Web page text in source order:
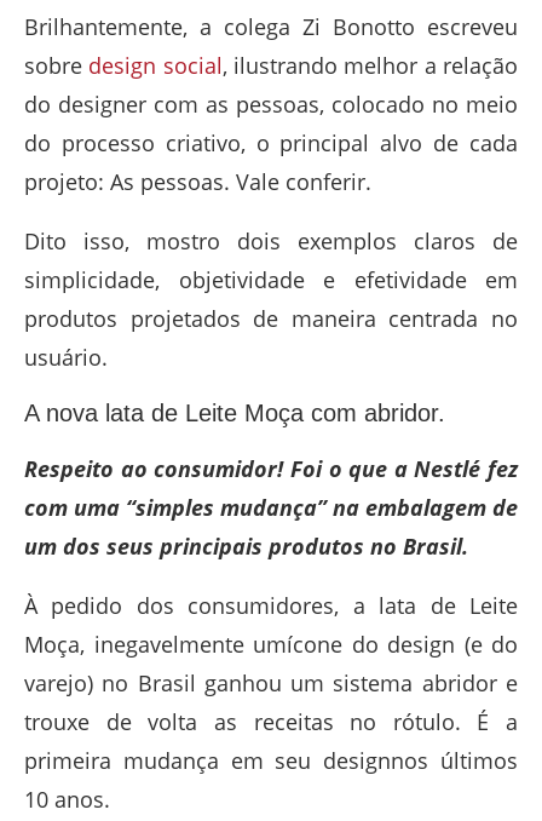
Brilhantemente, a colega Zi Bonotto escreveu
sobre design social, ilustrando melhor a relação
do designer com as pessoas, colocado no meio
do processo criativo, o principal alvo de cada
projeto: As pessoas. Vale conferir.
Dito isso, mostro dois exemplos claros de
simplicidade, objetividade e efetividade em
produtos projetados de maneira centrada no
usuário.
A nova lata de Leite Moça com abridor.
Respeito ao consumidor! Foi o que a Nestlé fez
com uma “simples mudança” na embalagem de
um dos seus principais produtos no Brasil.
À pedido dos consumidores, a lata de Leite
Moça, inegavelmente umícone do design (e do
varejo) no Brasil ganhou um sistema abridor e
trouxe de volta as receitas no rótulo. É a
primeira mudança em seu designnos últimos
10 anos.